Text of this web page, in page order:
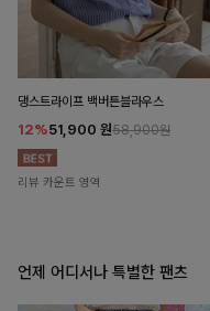
댕스트라이프 백버튼블라우스
12%51,900 원58,900원
리뷰 카운트 영역
언제 어디서나 특별한 팬츠